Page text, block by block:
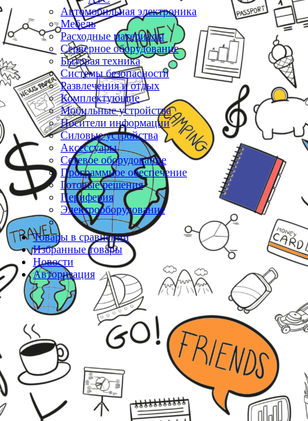
Автомобильная электроника
Мебель
Расходные материалы
Серверное оборудование
Бытовая техника
Системы безопасности
Развлечения и отдых
Комплектующие
Мобильные устройства
Носители информации
Силовые устройства
Аксессуары
Сетевое оборудование
Программное обеспечение
Готовые решения
Периферия
Электрооборудование
Товары в сравнении
Избранные товары
Новости
Авторизация